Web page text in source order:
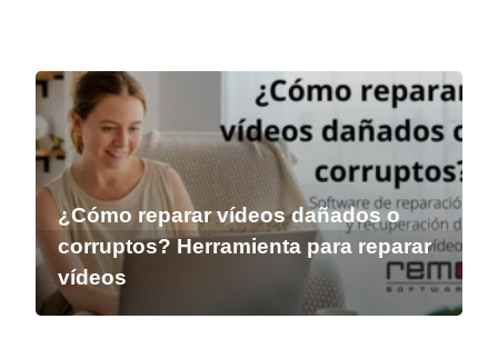
¿Cómo reparar vídeos dañados o
corruptos? Herramienta para reparar
vídeos